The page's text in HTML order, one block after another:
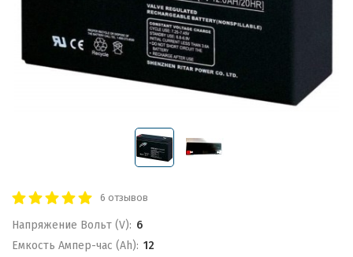
6 отзывов
Напряжение Вольт (V): 6
Емкость Ампер-час (Ah): 12